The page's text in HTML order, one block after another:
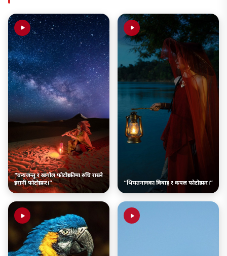
“वन्यजन्तु र खगोल फोटोग्राफीमा रुचि राख्ने
इरानी फोटोग्राफर।”
“भियतनामका विवाह र कपल फोटोग्राफर।”